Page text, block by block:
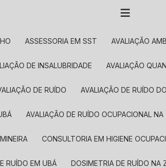
ASSESSORIA EM SST AVALIAÇÃO
DE INSALUBRIDADE AVALIAÇÃO
DE RUÍDO AVALIAÇÃO DE RUÍDO
AVALIAÇÃO DE RUÍDO OCUPACIONAL
CONSULTORIA EM HIGIENE
RUÍDO EM UBÁ DOSIMETRIA DE RUÍDO